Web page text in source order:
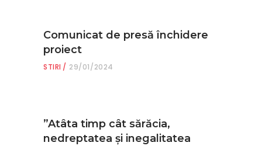
Comunicat de presă închidere
proiect
STIRI 29/01/2024
”Atâta timp cât sărăcia,
nedreptatea și inegalitatea